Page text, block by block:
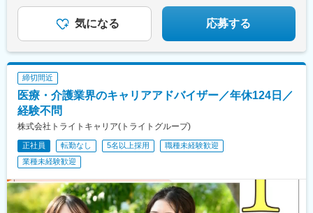
テンボス駅、京橋駅(東京都)、御徒町駅、泉岳寺駅、東新宿駅、築
地市場駅、東池袋駅、京成関屋駅、岩本町駅、田原町駅(東京都)、
曳舟駅、西日暮里駅(舎人ライナー)、竹橋駅、御成門駅、銀座駅、
横浜駅、馬車道駅、湘南江の島駅、石川町駅、中強羅駅、リゾー
トゲートウェイ・ステーション駅、東海神駅、三俣駅、大阪駅、
大阪阿部野橋駅、蒲生四丁目駅、なんば駅(南海線)、桃谷駅、新今
宮駅前駅、森ノ宮駅、長堀橋駅、西元町駅、神戸三宮駅(阪神)、龍
谷大前深草駅、三条駅(京都府)、四宮駅、五条駅(京都市営)、畝傍
駅、新王寺駅、錦駅、唐橋前駅、近江神宮前駅、近鉄名古屋駅、
駅前駅、栄駅(愛知県)、矢場町駅、犬山遊園駅、第一通り駅、日吉
町駅、東静岡駅、ジヤトコ前駅、天神南駅、香椎宮前駅、香椎神
宮駅、紫駅、櫛田神社前駅、鹿児島中央駅、桜島桟橋通駅、神田
駅(鹿児島県)、二本木口駅、水前寺駅、長崎駅(長崎県)
大崎駅、鶴見小野駅、三ツ沢下町駅、戸部駅、山手駅、井土ケ谷
駅、和田町駅、屏風浦駅、金沢文庫駅、新羽駅、戸塚駅、上永谷
駅、鶴ケ峰駅、瀬谷駅、立場駅、青葉台駅、センター南駅、鹿島
田駅、武蔵小杉駅、武蔵溝ノ口駅、生田駅(神奈川県)、鷺沼駅、柿
生駅、相模湖駅、上溝駅、下溝駅、上大岡駅、菊名駅、新横浜
関内駅、桜木町駅、京急鶴見駅、長津田駅、海老名駅(相模線)、大
船駅、茅ケ崎駅、本厚木駅、小田原駅、川崎駅、向ケ丘遊園駅、
元住吉駅、橋本駅(神奈川県)、大和駅(神奈川県)、中央林間駅、藤
沢駅、本八幡駅(総武線)、新浦安駅、新柏駅、木更津駅、南船橋
駅、浦安駅(千葉県)、国府台駅、京成八幡駅、谷津駅、幸谷駅、蘇
我駅、新千葉駅、京成西船駅、柏駅、実籾駅、スポーツセンター
駅、誉田駅、検見川浜駅、浦和駅、大宮駅(埼玉県)、熊谷駅、所沢
駅、川越駅、川口駅、八乙女駅、五橋駅、青葉通一番町駅、都島
駅、野田阪神駅、桜島駅、阿波座駅、朝潮橋駅、津守駅、大阪上
本町駅、芦原橋駅、福駅、だいどう豊里駅、今里駅(地下鉄)、桃谷
駅、千林大宮駅、鴫野駅、東天下茶屋駅、沢ノ町駅、駒川中野
気になる 応募する
締切間近
医療・介護業界のキャリアアドバイザー／年休124日／
経験不問
株式会社トライトキャリア(トライトグループ)
正社員 転勤なし 5名以上採用
職種未経験歓迎
業種未経験歓迎